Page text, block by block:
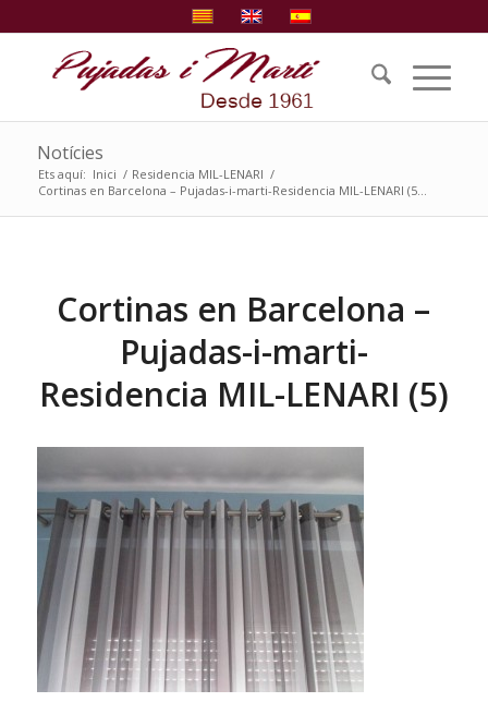
Notícies
Ets aquí: Inici / Residencia MIL-LENARI /
Cortinas en Barcelona – Pujadas-i-marti-Residencia MIL-LENARI (5...
Cortinas en Barcelona –
Pujadas-i-marti-
Residencia MIL-LENARI (5)